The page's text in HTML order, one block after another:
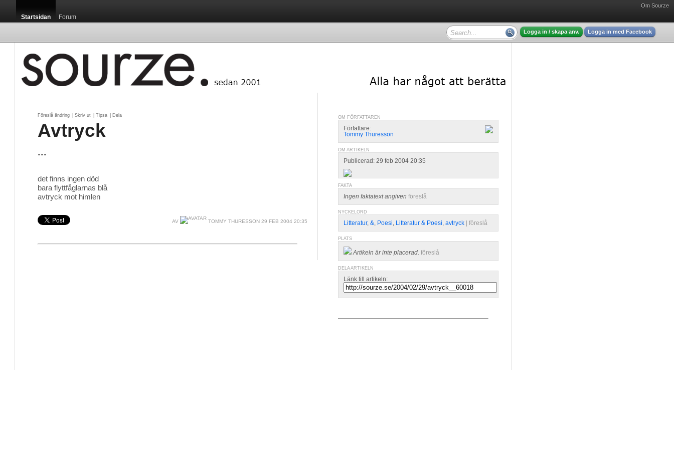
Om Sourze
Startsidan Forum
Logga in / skapa anv. Logga in med Facebook
Föreslå ändring Skriv ut Tipsa Dela
Avtryck
...
det finns ingen död
bara flyttfåglarnas blå
avtryck mot himlen
AV TOMMY THURESSON 29 FEB 2004 20:35
OM FÖRFATTAREN
Författare:
Tommy Thuresson
OM ARTIKELN
Publicerad: 29 feb 2004 20:35
FAKTA
Ingen faktatext angiven föreslå
NYCKELORD
Litteratur, &, Poesi, Litteratur & Poesi, avtryck föreslå
PLATS
Artikeln är inte placerad. föreslå
DELA ARTIKELN
Länk till artikeln: